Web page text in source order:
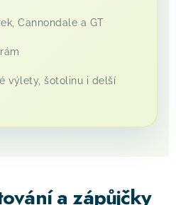
Cannondale a GT
výlety, šotolinu i delší
a zápůjčky